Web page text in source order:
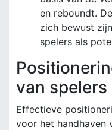
en reboundt.
zich bewust
spelers als
van
Effectieve
voor het handhaven